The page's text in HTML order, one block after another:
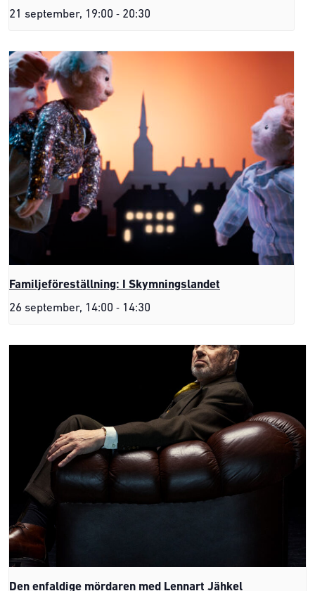
21 september, 19:00 - 20:30
Familjeföreställning: I Skymningslandet
26 september, 14:00 - 14:30
Den enfaldige mördaren med Lennart Jähkel